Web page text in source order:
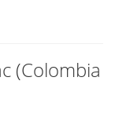
(Colombia